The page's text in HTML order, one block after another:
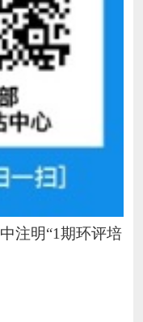
注明“1期环评培